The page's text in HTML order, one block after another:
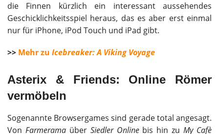
die Finnen kürzlich ein interessant aussehendes
Geschicklichkeitsspiel heraus, das es aber erst einmal
nur für iPhone, iPod Touch und iPad gibt.
>> Mehr zu Icebreaker: A Viking Voyage
Asterix & Friends: Online Römer
vermöbeln
Sogenannte Browsergames sind gerade total angesagt.
Von Farmeramaüber Siedler Onlinebis hin zuMy Cafè